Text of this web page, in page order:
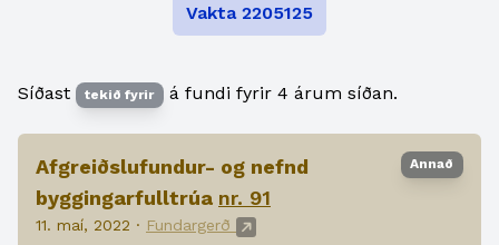
Vakta 2205125
Síðast tekið fyrir á fundi fyrir 4 árum síðan.
Afgreiðslufundur- og nefnd
byggingarfulltrúa nr. 91
11. maí, 2022 · Fundargerð
Annað